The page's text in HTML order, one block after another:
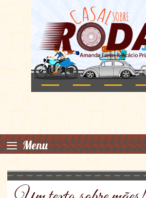
≡ Menu